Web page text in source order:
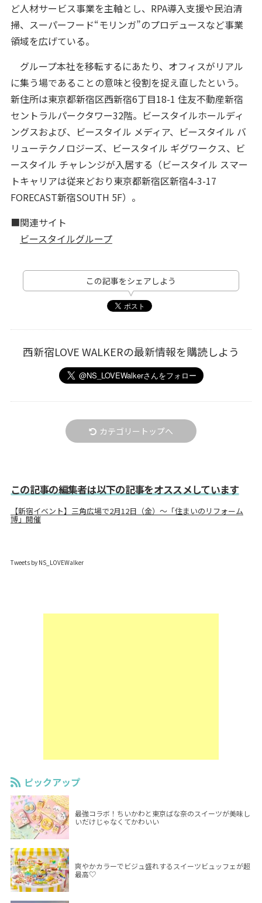
ど人材サービス事業を主軸とし、RPA導入支援や民泊清
掃、スーパーフード“モリンガ”のプロデュースなど事業
領域を広げている。
グループ本社を移転するにあたり、オフィスがリアル
に集う場であることの意味と役割を捉え直したという。
新住所は東京都新宿区西新宿6丁目18-1 住友不動産新宿
セントラルパークタワー32階。ビースタイルホールディ
ングスおよび、ビースタイル メディア、ビースタイル バ
リューテクノロジーズ、ビースタイル ギグワークス、ビ
ースタイル チャレンジが入居する（ビースタイル スマー
トキャリアは従来どおり東京都新宿区新宿4-3-17
FORECAST新宿SOUTH 5F）。
■関連サイト
ビースタイルグループ
この記事をシェアしよう
西新宿LOVE WALKERの最新情報を購読しよう
カテゴリートップへ
この記事の編集者は以下の記事をオススメしています
【新宿イベント】三角広場で2月12日（金）～「住まいのリフォーム
博」開催
Tweets by NS_LOVEWalker
ピックアップ
最強コラボ！ちいかわと東京ばな奈のスイーツが美味し
いだけじゃなくてかわいい
爽やかカラーでビジュ盛れするスイーツビュッフェが超
最高♡